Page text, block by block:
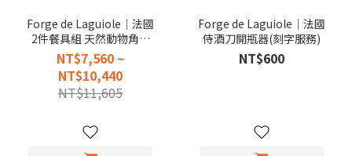
Forge de Laguiole｜法國
2件餐具組 天然動物角握
柄（多款）
NT$7,560 ~
NT$10,440
NT$11,605
Forge de Laguiole｜法國
侍酒刀開瓶器(刻字服務)
NT$600